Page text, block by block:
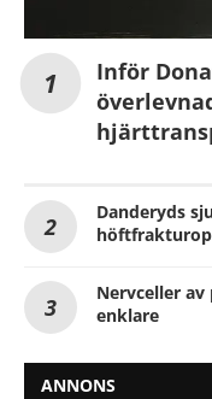
Inför
Danderyds
Nervceller av
enklare
ANNONS